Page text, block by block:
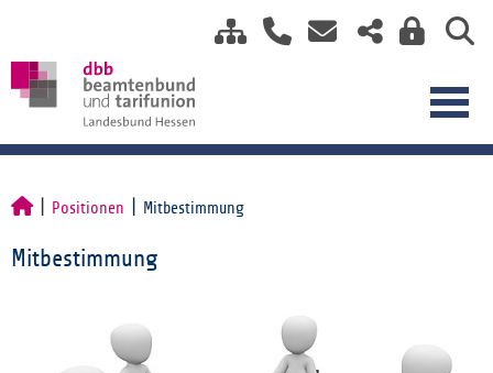
Positionen Mitbestimmung
Mitbestimmung